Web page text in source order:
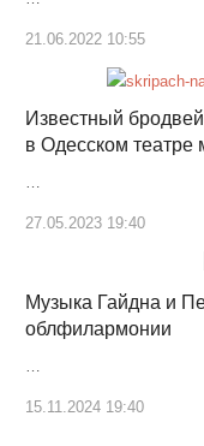
21.06.2022 10:55
Известный
в Одесском театре
…
27.05.2023 19:40
Музыка Гайдна и
облфилармонии
15.11.2024 19:40